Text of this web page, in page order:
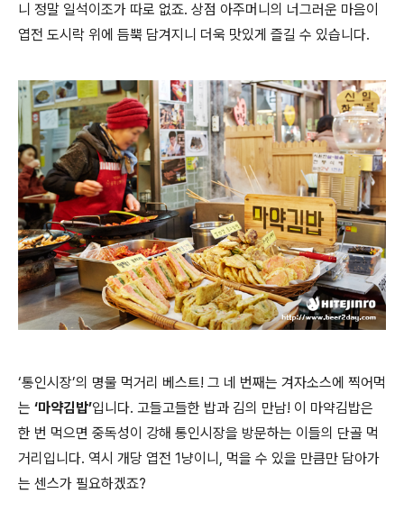
니 정말 일석이조가 따로 없죠. 상점 아주머니의 너그러운 마음이
엽전 도시락 위에 듬뿍 담겨지니 더욱 맛있게 즐길 수 있습니다.
‘통인시장’의 명물 먹거리 베스트! 그 네 번째는 겨자소스에 찍어먹
는 ‘마약김밥’입니다. 고들고들한 밥과 김의 만남! 이 마약김밥은
한 번 먹으면 중독성이 강해 통인시장을 방문하는 이들의 단골 먹
거리입니다. 역시 개당 엽전 1냥이니, 먹을 수 있을 만큼만 담아가
는 센스가 필요하겠죠?